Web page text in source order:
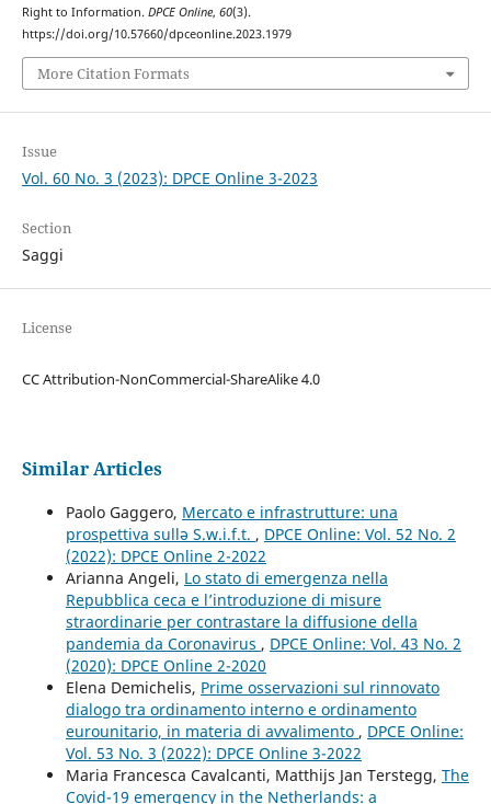
Right to Information. DPCE Online, 60(3).
https://doi.org/10.57660/dpceonline.2023.1979
More Citation Formats
Issue
Vol. 60 No. 3 (2023): DPCE Online 3-2023
Section
Saggi
License
CC Attribution-NonCommercial-ShareAlike 4.0
Similar Articles
Paolo Gaggero, Mercato e infrastrutture: una
prospettiva sullə S.w.i.f.t. , DPCE Online: Vol. 52 No. 2
(2022): DPCE Online 2-2022
Arianna Angeli, Lo stato di emergenza nella
Repubblica ceca e l’introduzione di misure
straordinarie per contrastare la diffusione della
pandemia da Coronavirus , DPCE Online: Vol. 43 No. 2
(2020): DPCE Online 2-2020
Elena Demichelis, Prime osservazioni sul rinnovato
dialogo tra ordinamento interno e ordinamento
eurounitario, in materia di avvalimento , DPCE Online:
Vol. 53 No. 3 (2022): DPCE Online 3-2022
Maria Francesca Cavalcanti, Matthijs Jan Terstegg, The
Covid-19 emergency in the Netherlands: a